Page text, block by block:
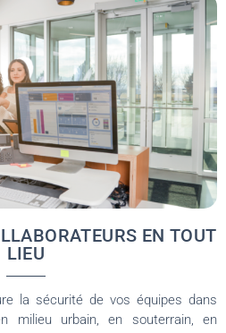
EN TOUT
LIEU
la sécurité de vos équipes dans
milieu urbain, en souterrain, en